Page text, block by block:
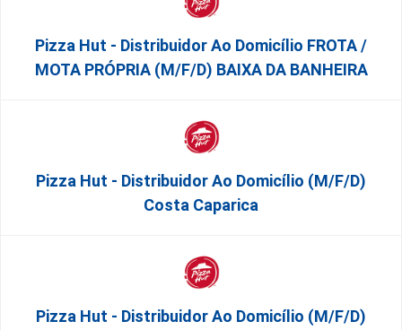
Pizza Hut - Distribuidor Ao Domicílio FROTA /
MOTA PRÓPRIA (m/f/d) BAIXA DA BANHEIRA
Pizza Hut - Distribuidor Ao Domicílio (m/f/d)
Costa Caparica
Pizza Hut - Distribuidor Ao Domicílio (m/f/d)